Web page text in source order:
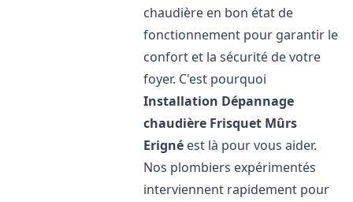
chaudière en bon état de
fonctionnement pour garantir le
confort et la sécurité de votre
foyer. C'est pourquoi
Installation Dépannage
chaudière Frisquet Mûrs
Erigné est là pour vous aider.
Nos plombiers expérimentés
interviennent rapidement pour